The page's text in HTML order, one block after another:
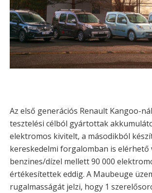
Az első generációs Renault Kangoo-
tesztelési célból gyártottak
elektromos kivitelt, a másodikból
kereskedelmi forgalomban is elérhető
benzines/dízel mellett 90 000
értékesítettek eddig. A Maubeuge
rugalmasságát jelzi, hogy 1